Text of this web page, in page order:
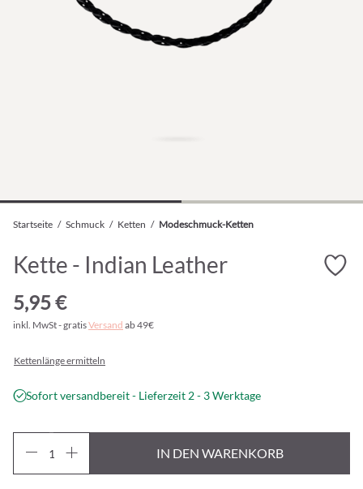
Startseite / Schmuck / Ketten / Modeschmuck-Ketten
Kette - Indian Leather
5,95 €
inkl. MwSt - gratisVersand ab 49€
Kettenlänge ermitteln
Sofort versandbereit - Lieferzeit 2 - 3 Werktage
IN DEN WARENKORB